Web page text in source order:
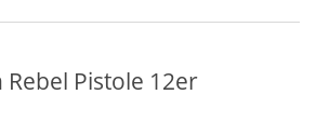
Rebel Pistole 12er